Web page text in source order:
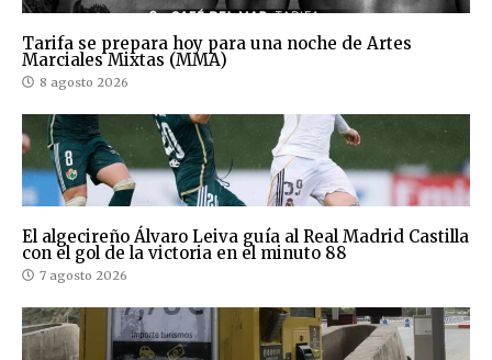
Tarifa se prepara hoy para una noche de Artes
Marciales Mixtas (MMA)
8 agosto 2026
El algecireño Álvaro Leiva guía al Real Madrid Castilla
con el gol de la victoria en el minuto 88
7 agosto 2026